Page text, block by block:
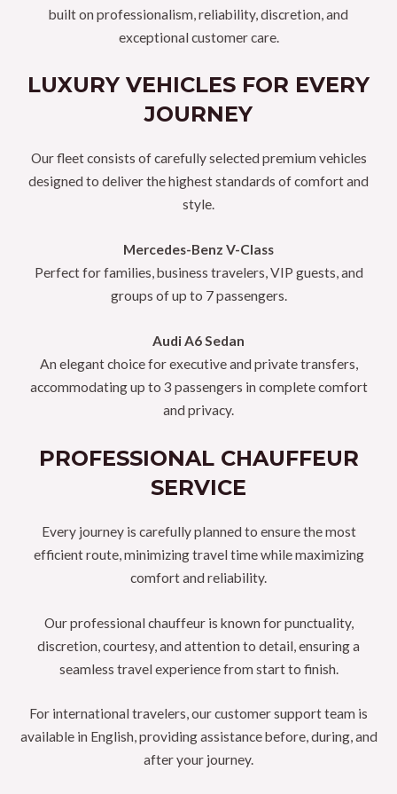
built on professionalism, reliability, discretion, and
exceptional customer care.
LUXURY VEHICLES FOR EVERY
JOURNEY
Our fleet consists of carefully selected premium vehicles
designed to deliver the highest standards of comfort and
style.
Mercedes-Benz V-Class
Perfect for families, business travelers, VIP guests, and
groups of up to 7 passengers.
Audi A6 Sedan
An elegant choice for executive and private transfers,
accommodating up to 3 passengers in complete comfort
and privacy.
PROFESSIONAL CHAUFFEUR
SERVICE
Every journey is carefully planned to ensure the most
efficient route, minimizing travel time while maximizing
comfort and reliability.
Our professional chauffeur is known for punctuality,
discretion, courtesy, and attention to detail, ensuring a
seamless travel experience from start to finish.
For international travelers, our customer support team is
available in English, providing assistance before, during, and
after your journey.